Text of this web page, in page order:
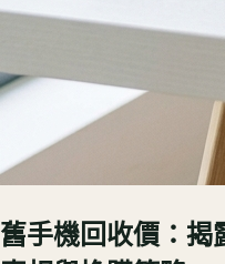
舊手機回收價：揭